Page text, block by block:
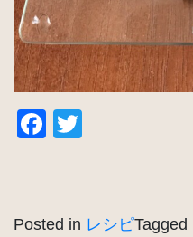
Facebook
Posted in レシピTagged